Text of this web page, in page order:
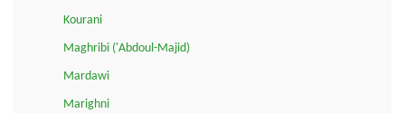
Kourani
Maghribi ('Abdoul-Majid)
Mardawi
Marighni